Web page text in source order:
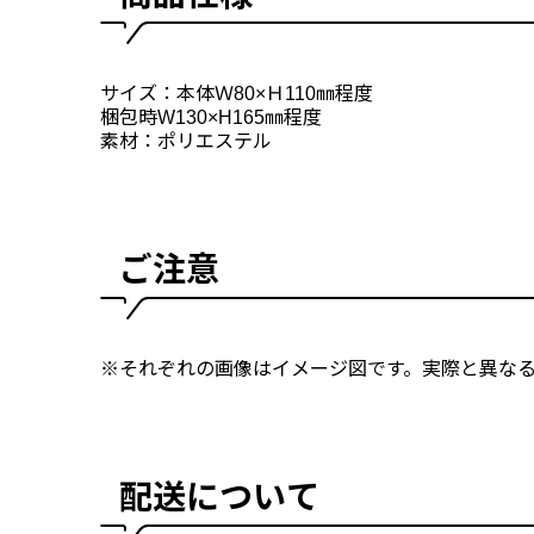
サイズ：本体Ｗ80×Ｈ110㎜程度
梱包時W130×H165㎜程度
素材：ポリエステル
ご注意
※それぞれの画像はイメージ図です。実際と異なる
配送について